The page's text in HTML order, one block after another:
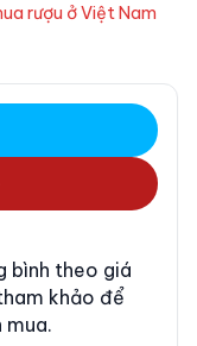
rượu ở Việt Nam
bình theo giá
khảo để
mua.